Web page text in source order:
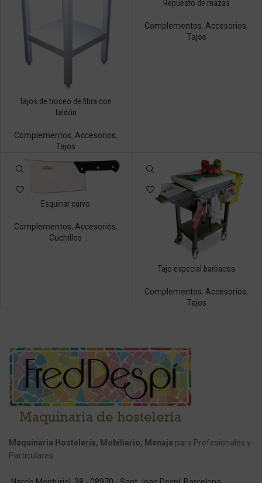
Tajos de troceo de fibra con
faldón
Complementos, Accesorios,
Tajos
Repuesto de mazas
Complementos, Accesorios,
Tajos
Esquinar curvo
Complementos, Accesorios,
Cuchillos
Tajo especial barbacoa
Complementos, Accesorios,
Tajos
Maquinaria Hostelería, Mobiliario, Menaje para Profesionales y
Particulares.